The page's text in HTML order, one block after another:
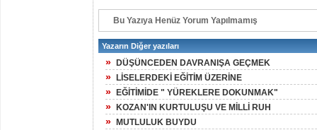
Bu Yazıya Henüz Yorum Yapılmamış
Yazarın Diğer yazıları
» DÜŞÜNCEDEN DAVRANIŞA GEÇMEK
» LİSELERDEKİ EĞİTİM ÜZERİNE
» EĞİTİMİDE " YÜREKLERE DOKUNMAK"
» KOZAN'IN KURTULUŞU VE MİLLİ RUH
» MUTLULUK BUYDU